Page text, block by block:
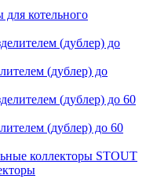
для котельного
(дублер) до
(дублер) до 60
STOUT